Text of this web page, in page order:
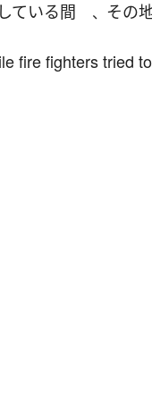
している間 、 その
fire fighters tried